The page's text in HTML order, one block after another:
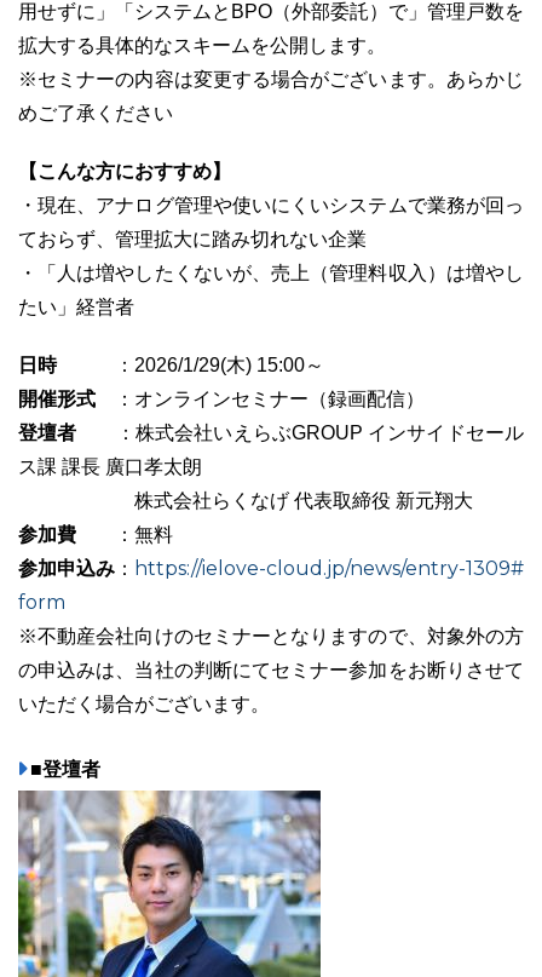
用せずに」「システムとBPO（外部委託）で」管理戸数を
拡大する具体的なスキームを公開します。
※セミナーの内容は変更する場合がございます。あらかじ
めご了承ください
【こんな方におすすめ】
・現在、アナログ管理や使いにくいシステムで業務が回っ
ておらず、管理拡大に踏み切れない企業
・「人は増やしたくないが、売上（管理料収入）は増やし
たい」経営者
日時：2026/1/29(木) 15:00～
開催形式 ：オンラインセミナー（録画配信）
登壇者 ：株式会社いえらぶGROUP インサイドセール
ス課 課長 廣口孝太朗
株式会社らくなげ 代表取締役 新元翔大
参加費 ：無料
参加申込み ： https://ielove-cloud.jp/news/entry-1309#
form
※不動産会社向けのセミナーとなりますので、対象外の方
の申込みは、当社の判断にてセミナー参加をお断りさせて
いただく場合がございます。
■登壇者